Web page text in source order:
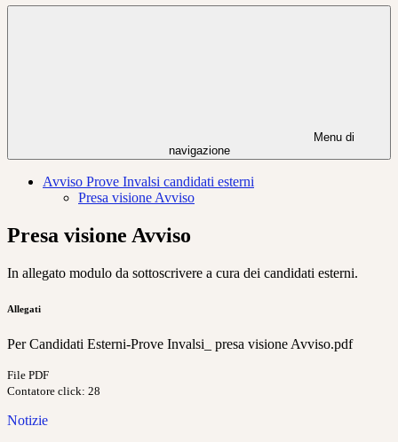
Menu di
navigazione
Avviso Prove Invalsi candidati esterni
Presa visione Avviso
Presa visione Avviso
In allegato modulo da sottoscrivere a cura dei candidati esterni.
Allegati
Per Candidati Esterni-Prove Invalsi_ presa visione Avviso.pdf
File PDF
Contatore click: 28
Notizie